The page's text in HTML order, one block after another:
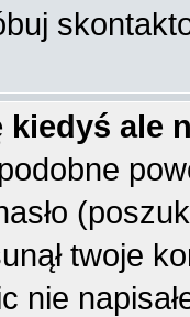
kiedyś ale
twoje
nie